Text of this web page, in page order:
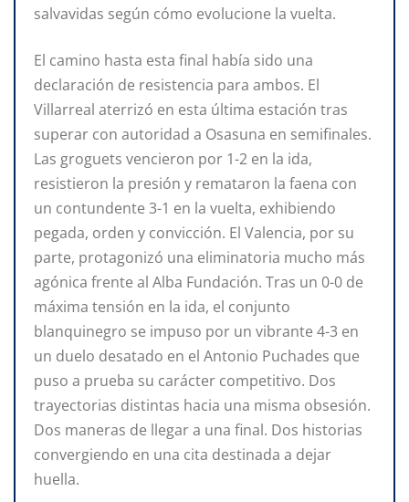
salvavidas según cómo evolucione la vuelta.
El camino hasta esta final había sido una
declaración de resistencia para ambos. El
Villarreal aterrizó en esta última estación tras
superar con autoridad a Osasuna en semifinales.
Las groguets vencieron por 1-2 en la ida,
resistieron la presión y remataron la faena con
un contundente 3-1 en la vuelta, exhibiendo
pegada, orden y convicción. El Valencia, por su
parte, protagonizó una eliminatoria mucho más
agónica frente al Alba Fundación. Tras un 0-0 de
máxima tensión en la ida, el conjunto
blanquinegro se impuso por un vibrante 4-3 en
un duelo desatado en el Antonio Puchades que
puso a prueba su carácter competitivo. Dos
trayectorias distintas hacia una misma obsesión.
Dos maneras de llegar a una final. Dos historias
convergiendo en una cita destinada a dejar
huella.